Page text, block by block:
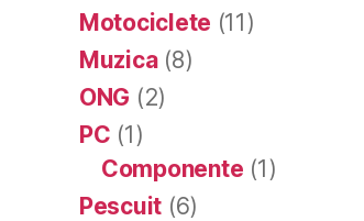
Motociclete (11)
Muzica(8)
ONG (2)
PC (1)
Componente (1)
Pescuit (6)